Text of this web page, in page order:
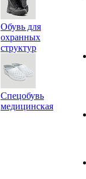
Обувь для
охранных
структур
Спецобувь
медицинская